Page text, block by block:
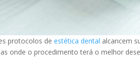
protocolos deestética dental alcancem
onde o procedimento terá o melhor